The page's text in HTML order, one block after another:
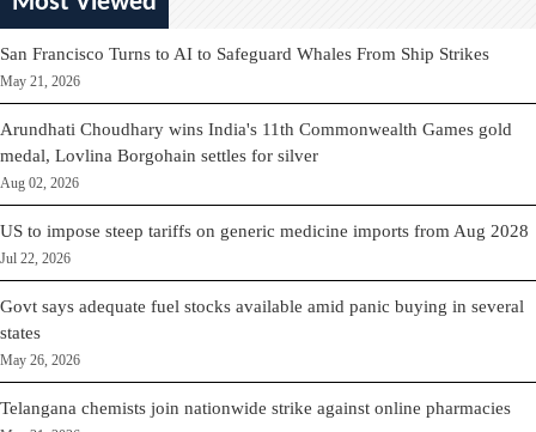
San Francisco Turns to AI to Safeguard Whales From Ship Strikes
May 21, 2026
Arundhati Choudhary wins India's 11th Commonwealth Games gold
medal, Lovlina Borgohain settles for silver
Aug 02, 2026
US to impose steep tariffs on generic medicine imports from Aug 2028
Jul 22, 2026
Govt says adequate fuel stocks available amid panic buying in several
states
May 26, 2026
Telangana chemists join nationwide strike against online pharmacies